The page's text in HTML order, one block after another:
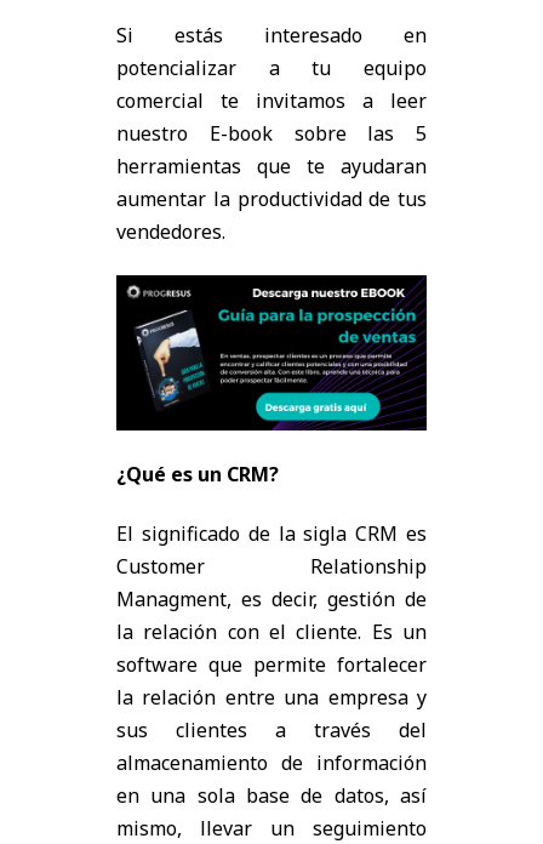
Si estás interesado en
potencializar a tu equipo
comercial te invitamos a leer
nuestro E-book sobre las 5
herramientas que te ayudaran
aumentar la productividad de tus
vendedores.
¿Qué es un CRM?
El significado de la sigla CRM es
Customer Relationship
Managment, es decir, gestión de
la relación con el cliente. Es un
software que permite fortalecer
la relación entre una empresa y
sus clientes a través del
almacenamiento de información
en una sola base de datos, así
mismo, llevar un seguimiento